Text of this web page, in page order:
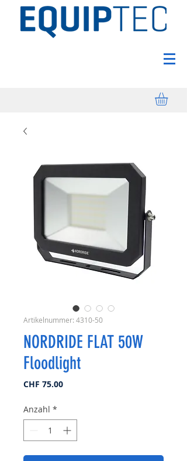
Artikelnummer: 4310-50
NORDRIDE FLAT 50W
Floodlight
CHF 75.00Preis
Anzahl *